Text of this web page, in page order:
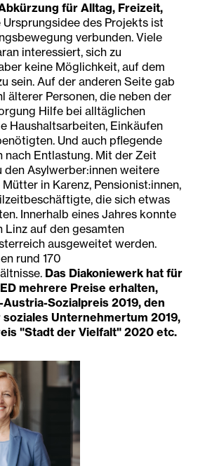
für Alltag, Freizeit,
Ursprungsidee des Projekts ist
verbunden. Viele
interessiert, sich zu
keine Möglichkeit, auf dem
sein. Auf der anderen Seite gab
älterer Personen, die neben der
Hilfe bei alltäglichen
Haushaltsarbeiten, Einkäufen
Und auch pflegende
nach Entlastung. Mit der Zeit
den Asylwerber:innen weitere
in Karenz, Pensionist:innen,
die sich etwas
Innerhalb eines Jahres konnte
Linz auf den gesamten
ausgeweitet werden.
rund 170
Das Diakoniewerk hat für
mehrere Preise erhalten,
Sozialpreis 2019, den
soziales Unternehmertum 2019,
"Stadt der Vielfalt" 2020 etc.